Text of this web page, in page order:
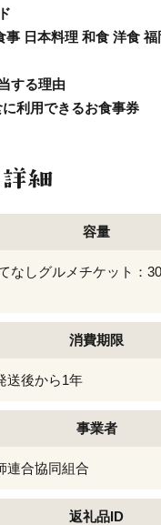
事 日本料理 和食 洋食
する理由
利用できるお食事券
容量
なしグルメチケット：
消費期限
送後から1年
事業者
連合協同組合
返礼品ID